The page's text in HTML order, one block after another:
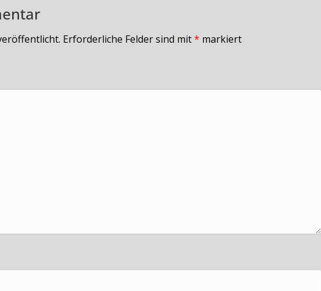
Erforderliche Felder sind mit* markiert